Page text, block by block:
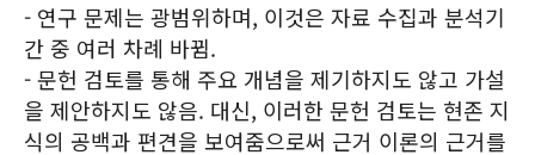
- 연구 문제는 광범위하며, 이것은 자료 수집과 분석기
간 중 여러 차례 바뀜.
- 문헌 검토를 통해 주요 개념을 제기하지도 않고 가설
을 제안하지도 않음. 대신, 이러한 문헌 검토는 현존 지
식의 공백과 편견을 보여줌으로써 근거 이론의 근거를